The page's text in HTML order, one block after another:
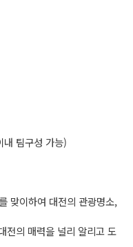
팀구성 가능)
맞이하여 대전의 관광명소,
의 매력을 널리 알리고 도